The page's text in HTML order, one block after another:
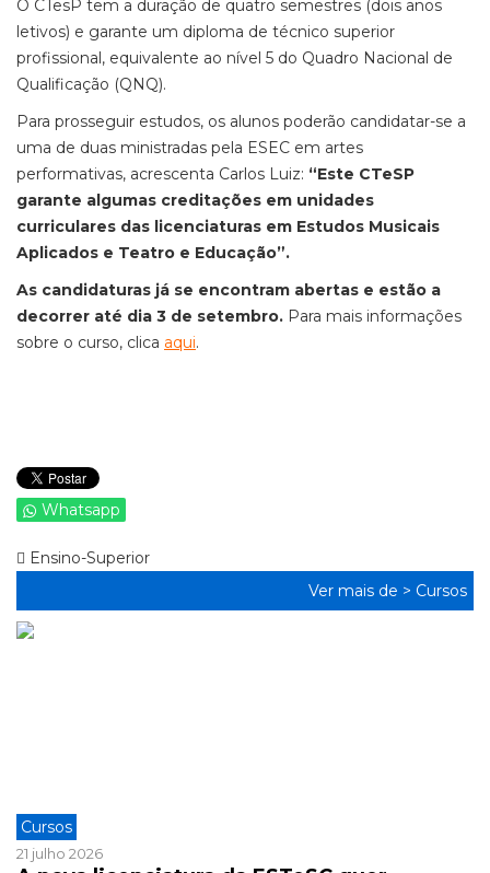
O CTesP tem a duração de quatro semestres (dois anos
letivos) e garante um diploma de técnico superior
profissional, equivalente ao nível 5 do Quadro Nacional de
Qualificação (QNQ).
Para prosseguir estudos, os alunos poderão candidatar-se a
uma de duas ministradas pela ESEC em artes
performativas, acrescenta Carlos Luiz: “Este CTeSP
garante algumas creditações em unidades
curriculares das licenciaturas em Estudos Musicais
Aplicados e Teatro e Educação”.
As candidaturas já se encontram abertas e estão a
decorrer até dia 3 de setembro. Para mais informações
sobre o curso, clica aqui.
Whatsapp
Ensino-Superior
Ver mais de > Cursos
Cursos
21 julho 2026